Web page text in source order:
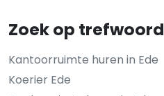
Zoek op trefwoord
Kantoorruimte huren in Ede
Koerier Ede